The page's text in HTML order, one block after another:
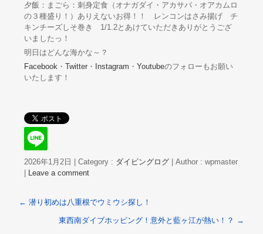
夕飯：まごら：刺身定食（オナガダイ・アカサバ・オアカムロ
の３種盛り！）ありえないお得！！ レンコンはさみ揚げ チ
キンチーズしそ巻き 1/1.2とあけていただきありがとうござ
いましたっ！
明日はどんな海かな～？
Facebook ・ Twitter ・ Instagram ・ Youtubeのフォローもお願い
いたします！
2026年1月2日 Category : ダイビングログ
Author : wpmaster
Leave a comment
← 潜り初めは八重根でウミウシ探し！
東西南ダイブホッピング！意外と藍ヶ江が熱い！？ →